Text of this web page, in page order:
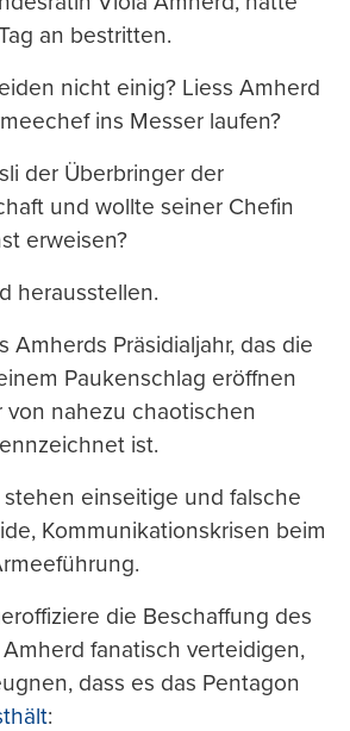
an bestritten.
nicht einig? Liess Amherd
ins Messer laufen?
der Überbringer der
und wollte seiner Chefin
erweisen?
herausstellen.
Amherds Präsidialjahr, das die
Paukenschlag eröffnen
von nahezu chaotischen
ist.
einseitige und falsche
Kommunikationskrisen beim
die Beschaffung des
fanatisch verteidigen,
dass es das Pentagon
: